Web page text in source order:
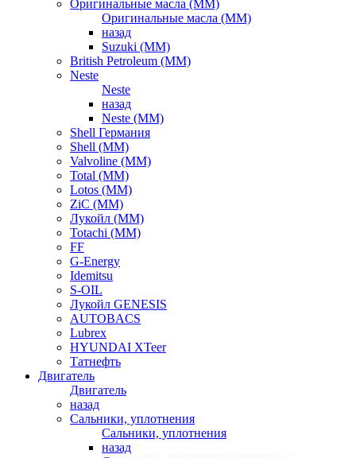
Оригинальные масла (ММ)
Оригинальные масла (ММ)
назад
Suzuki (ММ)
British Petroleum (ММ)
Neste
Neste
назад
Neste (ММ)
Shell Германия
Shell (ММ)
Valvoline (ММ)
Total (ММ)
Lotos (ММ)
ZiC (ММ)
Лукойл (ММ)
Totachi (MM)
FF
G-Energy
Idemitsu
S-OIL
Лукойл GENESIS
AUTOBACS
Lubrex
HYUNDAI XTeer
Татнефть
Двигатель
Двигатель
назад
Сальники, уплотнения
Сальники, уплотнения
назад